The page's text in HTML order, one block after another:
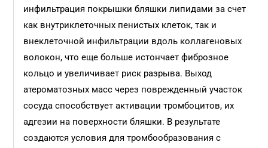
инфильтрация покрышки бляшки липидами за счет
как внутриклеточных пенистых клеток, так и
внеклеточной инфильтрации вдоль коллагеновых
волокон, что еще больше истончает фиброзное
кольцо и увеличивает риск разрыва. Выход
атероматозных масс через поврежденный участок
сосуда способствует активации тромбоцитов, их
адгезии на поверхности бляшки. В результате
создаются условия для тромбообразования с